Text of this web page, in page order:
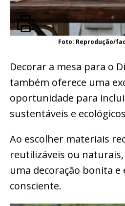
Foto: Reprodução/
Decorar a mesa para o
também oferece uma
oportunidade para
sustentáveis e
Ao escolher materiais
reutilizáveis ou
uma decoração bonita e
consciente.